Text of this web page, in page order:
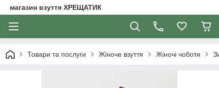
магазин взуття ХРЕЩАТИК
Товари та послуги Жіноче взуття Жіночі чоботи